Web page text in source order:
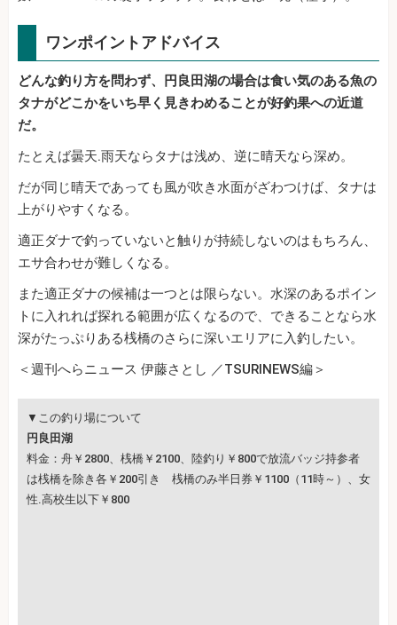
ワンポイントアドバイス
どんな釣り方を問わず、円良田湖の場合は食い気のある魚の
タナがどこかをいち早く見きわめることが好釣果への近道
だ。
たとえば曇天.雨天ならタナは浅め、逆に晴天なら深め。
だが同じ晴天であっても風が吹き水面がざわつけば、タナは
上がりやすくなる。
適正ダナで釣っていないと触りが持続しないのはもちろん、
エサ合わせが難しくなる。
また適正ダナの候補は一つとは限らない。水深のあるポイン
トに入れれば探れる範囲が広くなるので、できることなら水
深がたっぷりある桟橋のさらに深いエリアに入釣したい。
＜週刊へらニュース 伊藤さとし ／TSURINEWS編＞
▼この釣り場について
円良田湖
料金：舟￥2800、桟橋￥2100、陸釣り￥800で放流バッジ持参者
は桟橋を除き各￥200引き 桟橋のみ半日券￥1100（11時～）、女
性.高校生以下￥800